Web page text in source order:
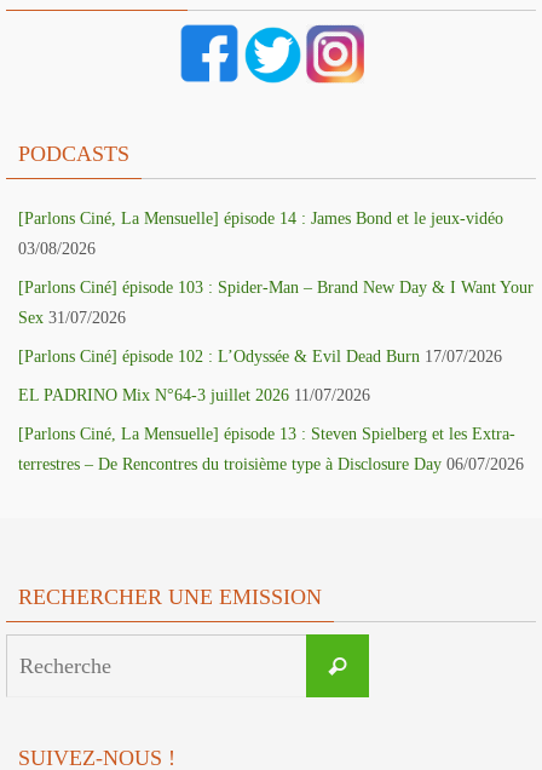
PODCASTS
[Parlons Ciné, La Mensuelle] épisode 14 : James Bond et le jeux-vidéo
03/08/2026
[Parlons Ciné] épisode 103 : Spider-Man – Brand New Day & I Want Your
Sex 31/07/2026
[Parlons Ciné] épisode 102 : L’Odyssée & Evil Dead Burn 17/07/2026
EL PADRINO Mix N°64-3 juillet 2026 11/07/2026
[Parlons Ciné, La Mensuelle] épisode 13 : Steven Spielberg et les Extra-
terrestres – De Rencontres du troisième type à Disclosure Day 06/07/2026
RECHERCHER UNE EMISSION
Recherche
SUIVEZ-NOUS !